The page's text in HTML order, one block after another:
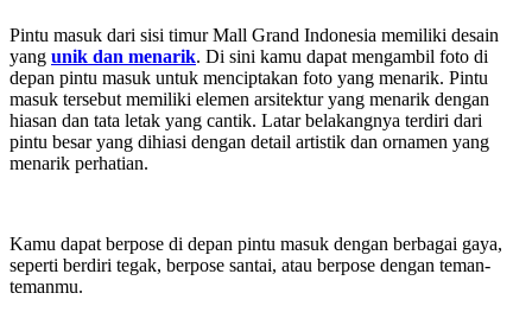
Pintu masuk dari sisi timur Mall Grand Indonesia memiliki desain
yang unik dan menarik. Di sini kamu dapat mengambil foto di
depan pintu masuk untuk menciptakan foto yang menarik. Pintu
masuk tersebut memiliki elemen arsitektur yang menarik dengan
hiasan dan tata letak yang cantik. Latar belakangnya terdiri dari
pintu besar yang dihiasi dengan detail artistik dan ornamen yang
menarik perhatian.
Kamu dapat berpose di depan pintu masuk dengan berbagai gaya,
seperti berdiri tegak, berpose santai, atau berpose dengan teman-
temanmu.